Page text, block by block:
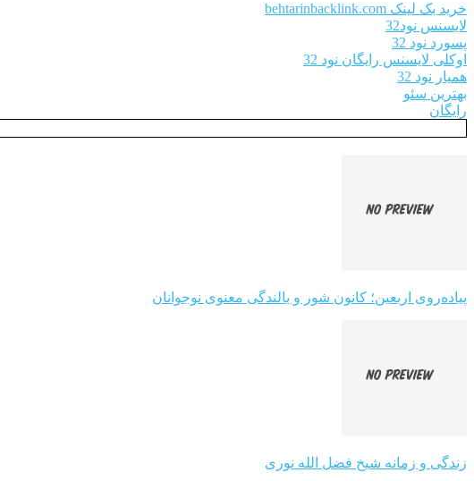
خرید بک لینک behtarinbacklink.com
لایسنس نود32
پسورد نود 32
اوکلی لایسنس رایگان نود 32
همیار نود 32
بهترین سئو
رایگان
پیاده‌روی اربعین؛ کانون شور و بالندگی معنوی نوجوانان
زندگی و زمانه شیخ فضل الله نوری